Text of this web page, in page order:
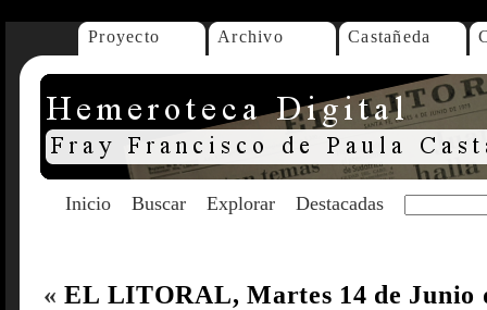
Proyecto Archivo Castañeda
Inicio Buscar Explorar Destacadas
« EL LITORAL, Martes 14 de Junio